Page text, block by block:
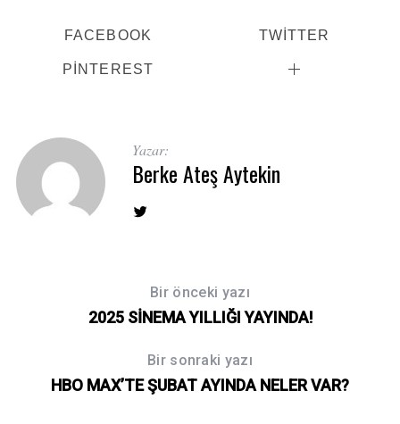
FACEBOOK TWITTER
PINTEREST
Yazar:
Berke Ateş Aytekin
Bir önceki yazı
2025 SİNEMA YILLIĞI YAYINDA!
Bir sonraki yazı
HBO MAX’TE ŞUBAT AYINDA NELER VAR?